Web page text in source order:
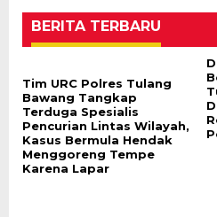
BERITA TERBARU
Tim URC Polres Tulang
Bawang Tangkap
Terduga Spesialis
Pencurian Lintas Wilayah,
Kasus Bermula Hendak
Menggoreng Tempe
Karena Lapar